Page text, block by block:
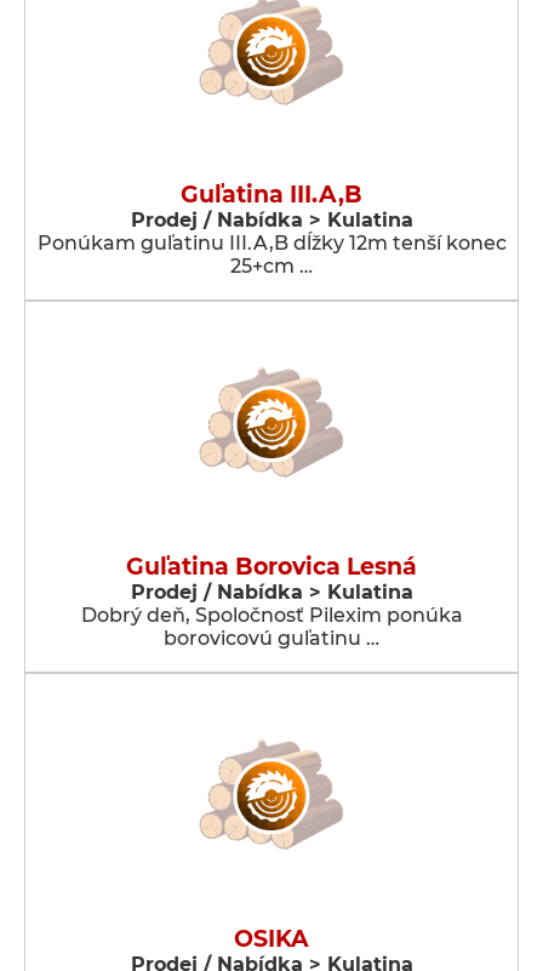
Guľatina III.A,B
Prodej / Nabídka > Kulatina
Ponúkam guľatinu III.A,B dĺžky 12m tenší konec
25+cm …
Guľatina Borovica Lesná
Prodej / Nabídka > Kulatina
Dobrý deň, Spoločnosť Pilexim ponúka
borovicovú guľatinu …
OSIKA
Prodej / Nabídka > Kulatina